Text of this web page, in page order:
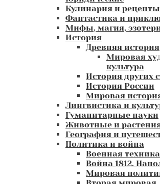
Кулинария и рецепты
Фантастика и
Мифы, магия,
История
Древняя история
Мировая
культура
История других
История России
Мировая
Лингвистика и
Гуманитарные науки
Животные и
География и
Политика и война
Военная
Война 1812.
Мировая